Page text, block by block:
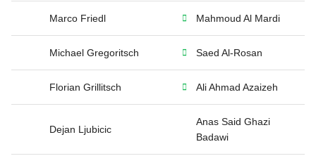
Marco Friedl Mahmoud Al Mardi
Michael Gregoritsch Saed Al-Rosan
Florian Grillitsch Ali Ahmad Azaizeh
Dejan Ljubicic
Anas Said Ghazi
Badawi